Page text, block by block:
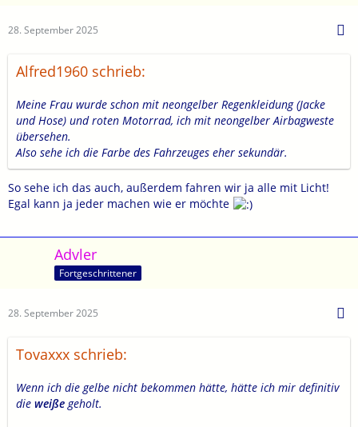
28. September 2025
Alfred1960 schrieb:
Meine Frau wurde schon mit neongelber Regenkleidung (Jacke
und Hose) und roten Motorrad, ich mit neongelber Airbagweste
übersehen.
Also sehe ich die Farbe des Fahrzeuges eher sekundär.
So sehe ich das auch, außerdem fahren wir ja alle mit Licht!
Egal kann ja jeder machen wie er möchte
Advler
Fortgeschrittener
28. September 2025
Tovaxxx schrieb:
Wenn ich die gelbe nicht bekommen hätte, hätte ich mir definitiv
die weißegeholt.